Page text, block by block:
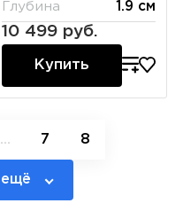
Глубина
1.9 см
10 499 руб.
Купить
... 7 8
ещё